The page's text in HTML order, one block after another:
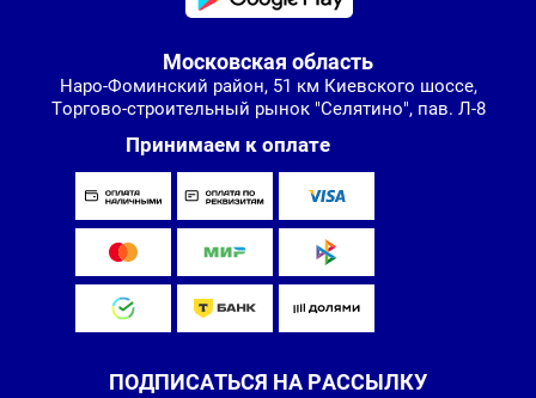
Московская область
Наро-Фоминский район, 51 км Киевского шоссе,
Торгово-строительный рынок "Селятино", пав. Л-8
Принимаем к оплате
ПОДПИСАТЬСЯ НА РАССЫЛКУ